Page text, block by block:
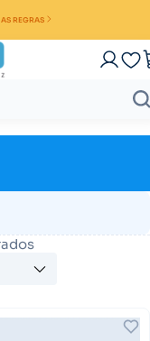
REGRAS